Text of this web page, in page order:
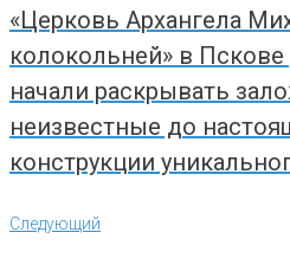
«Церковь Архангела
колокольней» в Пскове
начали раскрывать
неизвестные до
конструкции
Следующий
Следующий